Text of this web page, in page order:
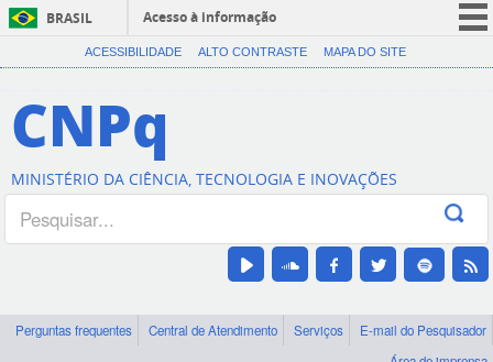
BRASIL
Acesso à informação
CORONAVÍRUS (COVID-19)
Canais
ACESSIBILIDADE ALTO CONTRASTE MAPA DO SITE
CNPq
MINISTÉRIO DA CIÊNCIA, TECNOLOGIA E INOVAÇÕES
Perguntas frequentes Central de Atendimento Serviços
E-mail do Pesquisador